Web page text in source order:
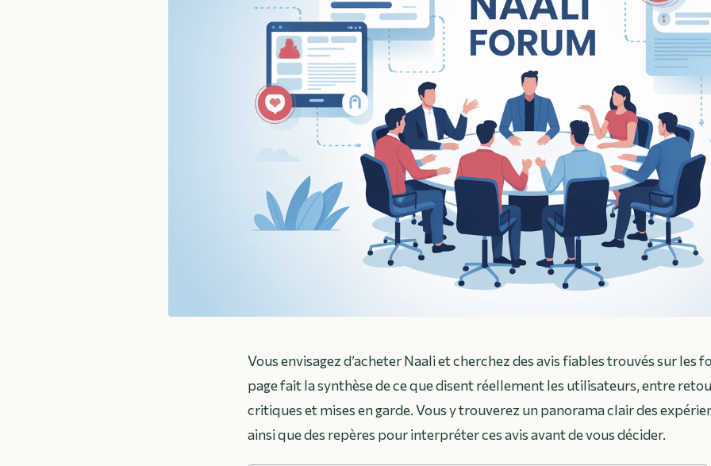
Vous envisagez d’acheter Naali et cherchez des avis fiables trouvés sur les
page fait la synthèse de ce que disent réellement les utilisateurs, entre
critiques et mises en garde. Vous y trouverez un panorama clair des
ainsi que des repères pour interpréter ces avis avant de vous décider.